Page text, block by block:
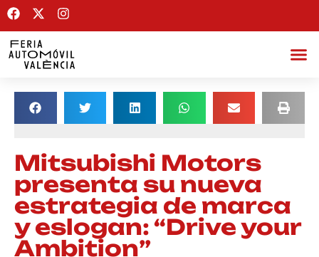
Mitsubishi Motors
presenta su nueva
estrategia de marca
y eslogan: “Drive your
Ambition”